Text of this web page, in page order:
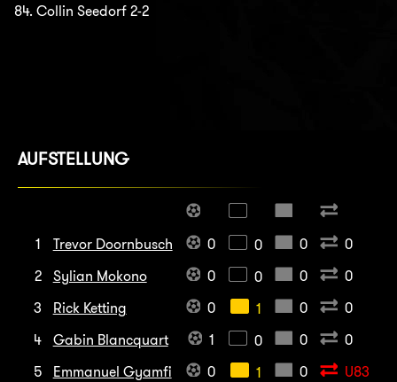
84. Collin Seedorf 2-2
AUFSTELLUNG
1 Trevor Doornbusch 0 0 0
0
2
Sylian Mokono 0 0 0
0
3
Rick Ketting 0 1 0
0
4
Gabin Blancquart 1 0 0
0
5
Emmanuel Gyamfi 0 1 0
U83